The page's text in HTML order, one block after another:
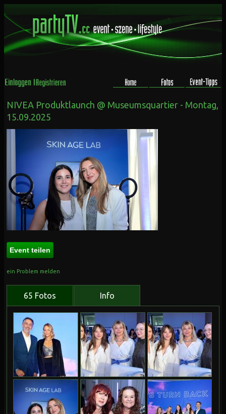
NIVEA Produktlaunch @ Museumsquartier - Montag,
15.09.2025
Event teilen
ein Problem melden
65 Fotos Info